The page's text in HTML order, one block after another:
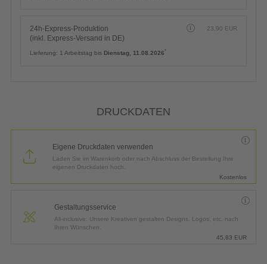
24h-Express-Produktion
(inkl. Express-Versand in DE)
23,90 EUR
Lieferung: 1 Arbeitstag bis Dienstag, 11.08.2026*
DRUCKDATEN
Eigene Druckdaten verwenden
Laden Sie im Warenkorb oder nach Abschluss der Bestellung Ihre
eigenen Druckdaten hoch.
Kostenlos
Gestaltungsservice
All-inclusive: Unsere Kreativen gestalten Designs, Logos, etc. nach
Ihren Wünschen.
45,83 EUR